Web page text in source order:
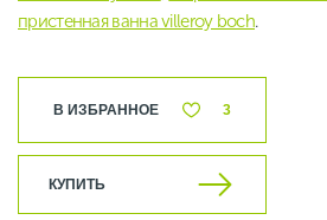
пристенная ванна villeroy boch.
В ИЗБРАННОЕ 3
КУПИТЬ